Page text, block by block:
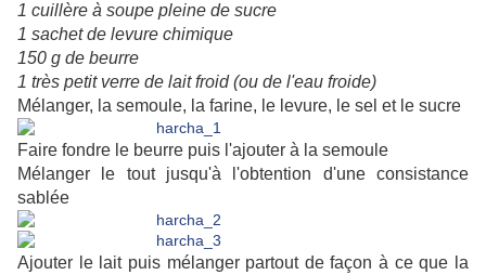
1 cuillère à soupe pleine de sucre
1 sachet de levure chimique
150 g de beurre
1 très petit verre de lait froid (ou de l'eau froide)
Mélanger, la semoule, la farine, le levure, le sel et le sucre
Faire fondre le beurre puis l'ajouter à la semoule
Mélanger le tout jusqu'à l'obtention d'une consistance
sablée
Ajouter le lait puis mélanger partout de façon à ce que la